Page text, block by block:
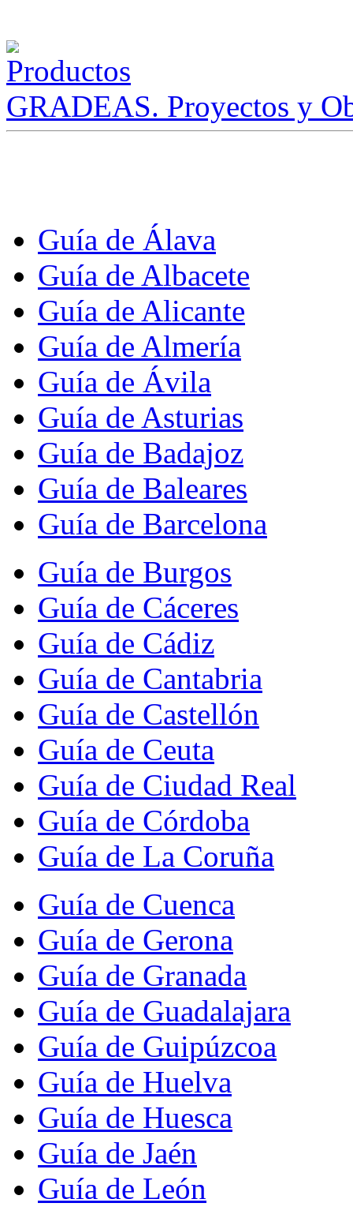
GRADEAS. Proyectos y
Guía de Álava
Guía de Albacete
Guía de Alicante
Guía de Almería
Guía de Ávila
Guía de Asturias
Guía de Badajoz
Guía de Baleares
Guía de Barcelona
Guía de Burgos
Guía de Cáceres
Guía de Cádiz
Guía de Cantabria
Guía de Castellón
Guía de Ceuta
Guía de Ciudad Real
Guía de Córdoba
Guía de La Coruña
Guía de Cuenca
Guía de Gerona
Guía de Granada
Guía de Guadalajara
Guía de Guipúzcoa
Guía de Huelva
Guía de Huesca
Guía de Jaén
Guía de León